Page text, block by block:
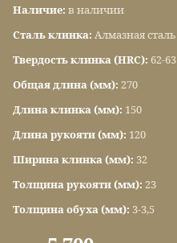
Наличие: в наличии
Сталь клинка: Алмазная сталь
Твердость клинка (HRC): 62-63
Общая длина (мм): 270
Длина клинка (мм): 150
Длина рукояти (мм): 120
Ширина клинка (мм): 32
Толщина рукояти (мм): 23
Толщина обуха (мм): 3-3,5